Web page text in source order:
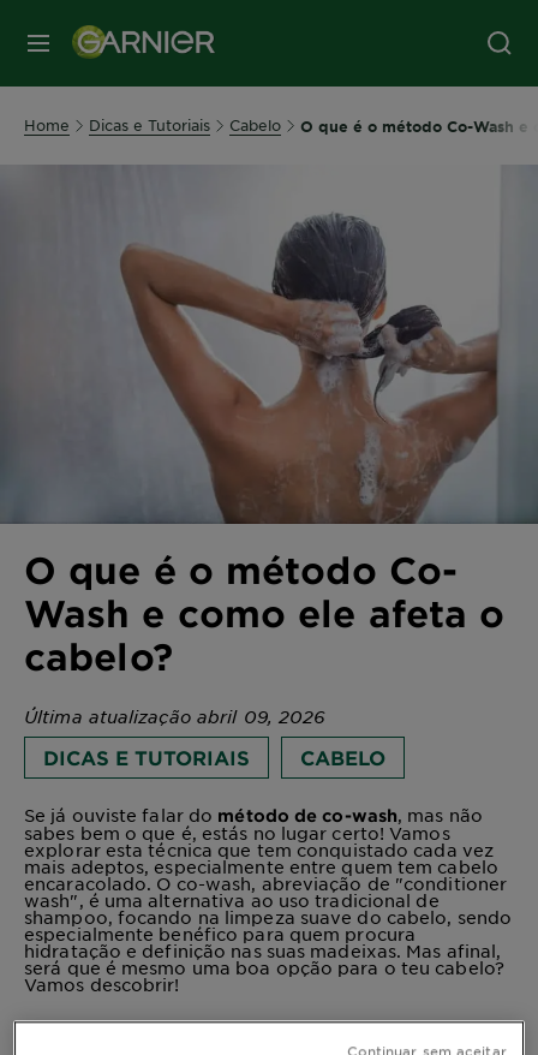
MENU
Home Dicas e Tutoriais Cabelo O que é o método Co-Wash e
O que é o método Co-
Wash e como ele afeta o
cabelo?
Última atualização abril 09, 2026
DICAS E TUTORIAIS CABELO
Se já ouviste falar do método de co-wash, mas não
sabes bem o que é, estás no lugar certo! Vamos
explorar esta técnica que tem conquistado cada vez
mais adeptos, especialmente entre quem tem cabelo
encaracolado. O co-wash, abreviação de "conditioner
wash", é uma alternativa ao uso tradicional de
shampoo, focando na limpeza suave do cabelo, sendo
especialmente benéfico para quem procura
hidratação e definição nas suas madeixas. Mas afinal,
será que é mesmo uma boa opção para o teu cabelo?
Vamos descobrir!
Continuar sem aceitar